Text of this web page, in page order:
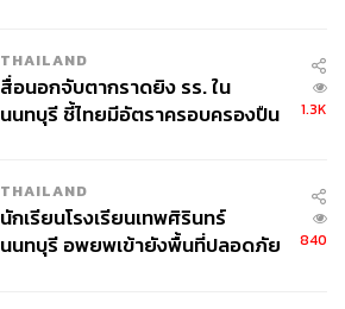
THAILAND
สื่อนอกจับตากราดยิง รร. ใน
นนทบุรี ชี้ไทยมีอัตราครอบครองปืน
1.3K
THAILAND
นักเรียนโรงเรียนเทพศิรินทร์
นนทบุรี อพยพเข้ายังพื้นที่ปลอดภัย
840